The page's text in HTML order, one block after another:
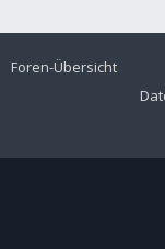
Foren-Übersicht